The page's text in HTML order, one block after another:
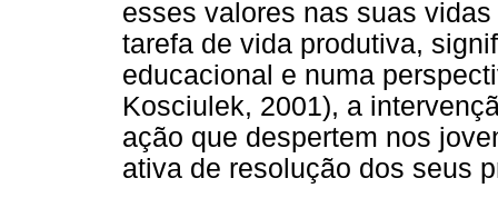
esses valores nas suas
tarefa de vida produtiva,
educacional e numa
Kosciulek, 2001), a
ação que despertem nos
ativa de resolução dos seus